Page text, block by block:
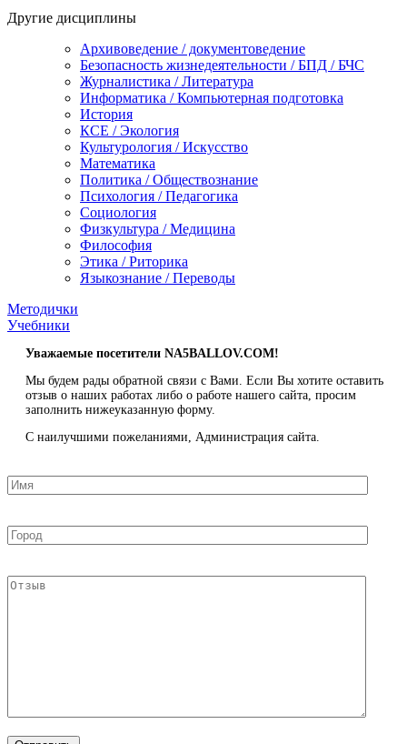
Другие дисциплины
Архивоведение / документоведение
Безопасность жизнедеятельности / БПД / БЧС
Журналистика / Литература
Информатика / Компьютерная подготовка
История
КСЕ / Экология
Культурология / Искусство
Математика
Политика / Обществознание
Психология / Педагогика
Социология
Физкультура / Медицина
Философия
Этика / Риторика
Языкознание / Переводы
Методички
Учебники
Уважаемые посетители NA5BALLOV.COM!
Мы будем рады обратной связи с Вами. Если Вы хотите оставить
отзыв о наших работах либо о работе нашего сайта, просим
заполнить нижеуказанную форму.
С наилучшими пожеланиями, Администрация сайта.